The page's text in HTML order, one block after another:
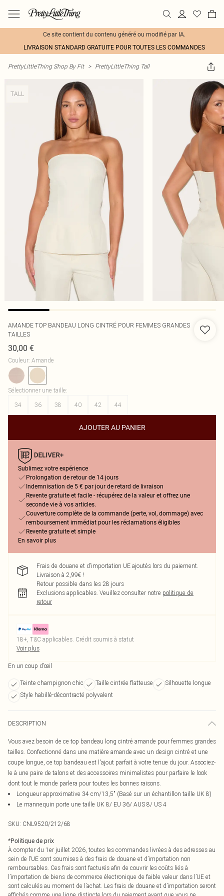
Ce site contient du contenu généré ou modifié par IA.
LIVRAISON STANDARD GRATUITE POUR TOUTES LES COMMANDES
PrettyLittleThing Shop By Fit > PrettyLittleThing Tall
TALL
AMANDE TOP BANDEAU LONG CINTRÉ POUR FEMMES GRANDES
TAILLES
30,00 €
Couleur: Amande
Sélectionner une taille:
34
36 38 40 42 44
AJOUTER AU PANIER
Sublimez votre expérience
Prolongation de retour de 14 jours
Indemnisation de 5 € par jour de retard de livraison
Revente gratuite et facile - récupérez de la valeur et offrez une
seconde vie à vos articles.
Couverture complète de la commande (perte, vol, dommage) avec
remboursement immédiat pour les réclamations éligibles
Revente gratuite et simple
En savoir plus
Frais de douane et d’importation UE ajoutés lors du paiement.
Livraison à 2,99€ !
Retour possible dans les 28 jours
Exclusions applicables. Veuillez consulter notre politique de
retour
18+, T&C applicables. Crédit soumis à statut
Voir plus
En un coup d’œil
Teinte champignon chic Taille cintrée flatteuse
Silhouette longue
Style habillé-décontracté polyvalent
DESCRIPTION
Vous avez besoin de ce top bandeau long cintré amande pour femmes grandes
tailles. Confectionné dans une matière amande avec un design cintré et une
coupe longue, ce top bandeau est l'ajout parfait à votre tenue du jour. Associez-
le à une paire de talons et des accessoires minimalistes pour parfaire le look
dont tout le monde parlera pour toutes les bonnes raisons.
Longueur approximative 34 cm/13,5" (Basé sur un échantillon taille UK 8)
Le mannequin porte une taille UK 8/ EU 36/ AUS 8/ US 4
SKU: CNL9520/212/68
*Politique de prix
À compter du 1er juillet 2026, toutes les commandes livrées à des adresses au
sein de l’UE sont soumises à des frais de douane et d’importation non
remboursables. Ces frais sont facturés afin de couvrir les coûts liés à
l’importation de biens de commerce électronique de faible valeur dans l’UE et
sont calculés au moment de l’achat. Les frais de douane et d’importation seront